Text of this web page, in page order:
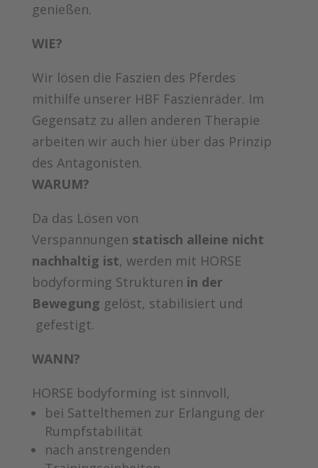
genießen.
WIE?
Wir lösen die Faszien des Pferdes
mithilfe unserer HBF Faszienräder. Im
Gegensatz zu allen anderen Therapie
arbeiten wir auch hier über das Prinzip
des Antagonisten.
WARUM?
Da das Lösen von
Verspannungen statisch alleine nicht
nachhaltig ist, werden mit HORSE
bodyforming Strukturen in der
Bewegung gelöst, stabilisiert und
gefestigt.
WANN?
HORSE bodyforming ist sinnvoll,
bei Sattelthemen zur Erlangung der
Rumpfstabilität
nach anstrengenden